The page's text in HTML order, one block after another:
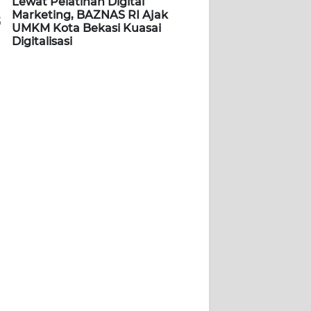
Marketing, BAZNAS RI Ajak
UMKM Kota Bekasi Kuasai
Digitalisasi